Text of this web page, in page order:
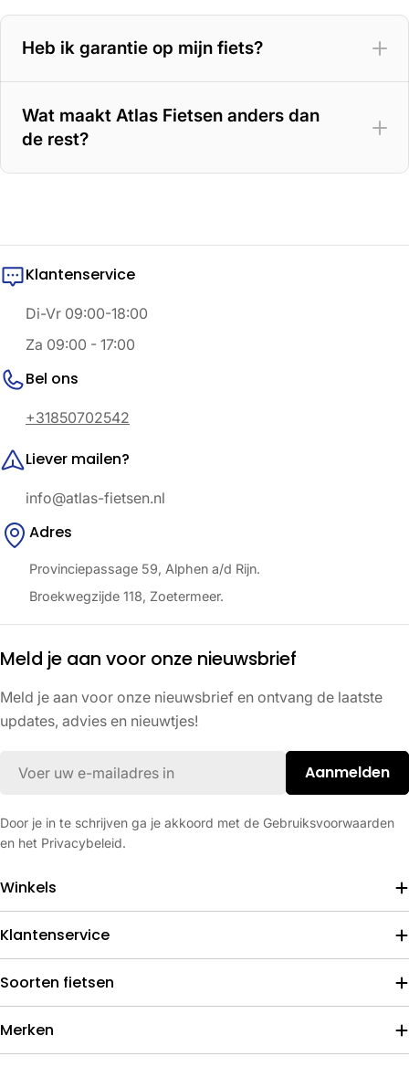
Heb ik garantie op mijn fiets?
Wat maakt Atlas Fietsen anders dan
de rest?
Klantenservice
Di-Vr 09:00-18:00
Za 09:00 - 17:00
Bel ons
+31850702542
Liever mailen?
info@atlas-fietsen.nl
Adres
Provinciepassage 59, Alphen a/d Rijn.
Broekwegzijde 118, Zoetermeer.
Meld je aan voor onze nieuwsbrief
Meld je aan voor onze nieuwsbrief en ontvang de laatste
updates, advies en nieuwtjes!
Aanmelden
Door je in te schrijven ga je akkoord met de Gebruiksvoorwaarden
en het Privacybeleid.
Winkels
Klantenservice
Soorten fietsen
Merken